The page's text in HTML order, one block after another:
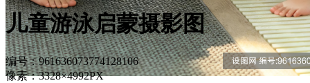
儿童游泳启蒙摄影图
编号：961636073774128106
像素：3328×4992PX